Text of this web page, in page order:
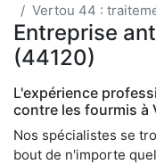
Vertou 44 :
Entreprise
(44120)
L'expérience
contre les fourmis à
Nos spécialistes se
bout de n'importe